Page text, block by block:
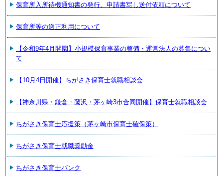
保育所入所待機通知書の発行、申請書写し送付依頼について
保育所等の適正利用について
【令和9年4月開園】小規模保育事業の整備・運営法人の募集につい
て
【10月4日開催】ちがさき保育士就職相談会
【神奈川県・鎌倉・藤沢・茅ヶ崎3市合同開催】保育士就職相談会
ちがさき保育士応援策（茅ヶ崎市保育士確保策）
ちがさき保育士就職奨励金
ちがさき保育士バンク